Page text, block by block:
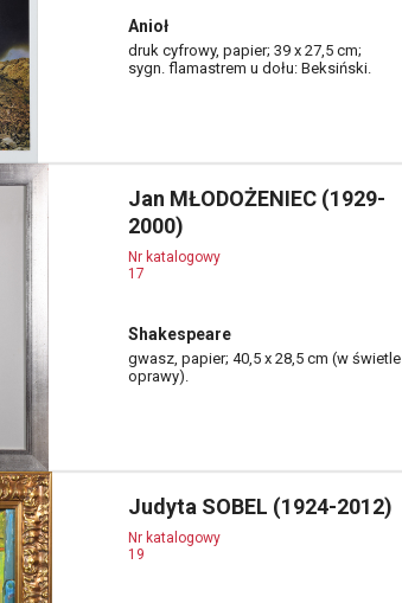
Anioł
druk cyfrowy, papier; 39 x 27,5 cm;
sygn. flamastrem u dołu: Beksiński.
Jan MŁODOŻENIEC (1929-
2000)
Nr katalogowy
17
Shakespeare
gwasz, papier; 40,5 x 28,5 cm (w świetle
oprawy).
Judyta SOBEL (1924-2012)
Nr katalogowy
19